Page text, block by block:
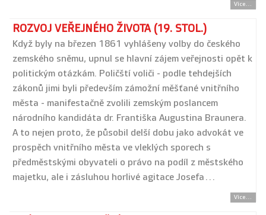
Více...
ROZVOJ VEŘEJNÉHO ŽIVOTA (19. STOL.)
Když byly na březen 1861 vyhlášeny volby do českého
zemského sněmu, upnul se hlavní zájem veřejnosti opět k
politickým otázkám. Poličští voliči - podle tehdejších
zákonů jimi byli především zámožní měšťané vnitřního
města - manifestačně zvolili zemským poslancem
národního kandidáta dr. Františka Augustina Braunera.
A to nejen proto, že působil delší dobu jako advokát ve
prospěch vnitřního města ve vleklých sporech s
předměstskými obyvateli o právo na podíl z městského
majetku, ale i zásluhou horlivé agitace Josefa…
Více...